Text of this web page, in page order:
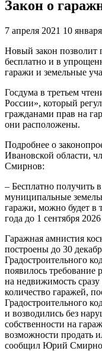
Закон о
7 апреля 2021 10
Новый закон позволит
бесплатно и в
гаражи и земельные
Госдума в третьем
России», который
гражданами прав на
они расположены.
Подробнее о
Ивановской области,
Смирнов:
– Бесплатно получить
муниципальные
гаражи, можно будет в
года до 1 сентября
Гаражная амнистия
построены до 30
Градостроительного
появилось требование
на недвижимость
количество гаражей,
Градостроительного
и возводились без
собственности на
возможности продать
сообщил Юрий